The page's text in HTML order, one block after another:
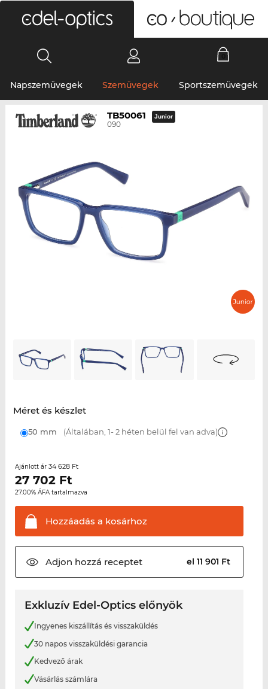
Napszemüvegek Szemüvegek Sportszemüvegek
TB50061
090
Junior
Méret és készlet
50 mm (Általában, 1- 2 héten belül fel van adva)
Ajánlott ár 34 628 Ft
27 702Ft
27.00% ÁFA tartalmazva
Hozzáadás a kosárhoz
Adjon hozzá receptet el 11 901 Ft
Exkluzív Edel-Optics előnyök
Ingyenes kiszállítás és visszaküldés
30 napos visszaküldési garancia
Kedvező árak
Vásárlás számlára